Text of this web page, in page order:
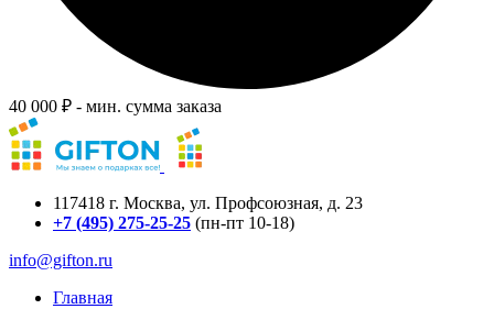
40 000 ₽ - мин. сумма заказа
117418 г. Москва, ул. Профсоюзная, д. 23
+7 (495) 275-25-25 (пн-пт 10-18)
info@gifton.ru
Главная